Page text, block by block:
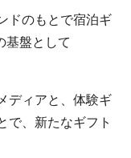
ドのもとで宿泊ギ
基盤として
ディアと、体験ギ
で、新たなギフト